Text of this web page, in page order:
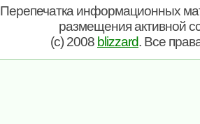
Перепечатка информационных
размещения активной
(c) 2008 blizzard. Все